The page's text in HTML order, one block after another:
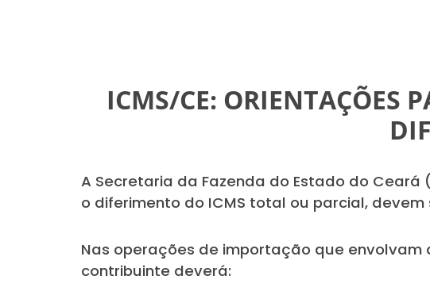
ICMS/CE: ORIENTAÇÕES
A Secretaria da Fazenda do Estado do
o diferimento do ICMS total ou parcial,
Nas operações de importação que
contribuinte deverá: